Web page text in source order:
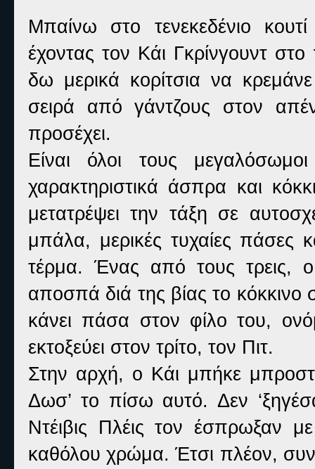
Μπαίνω στο τενεκεδένιο
έχοντας τον Κάι Γκρίνγουντ
δω μερικά κορίτσια να
σειρά από γάντζους στον
προσέχει.
Είναι όλοι τους
χαρακτηριστικά άσπρα και
μετατρέψει την τάξη σε
μπάλα, μερικές τυχαίες πάσες
τέρμα. Ένας από τους
αποσπά διά της βίας το
κάνει πάσα στον φίλο του,
εκτοξεύει στον τρίτο, τον Πιτ.
Στην αρχή, ο Κάι μπήκε
Δωσ’ το πίσω αυτό. Δεν
Ντέιβις Πλέις τον έσπρωξαν
καθόλου χρώμα. Έτσι πλέον,